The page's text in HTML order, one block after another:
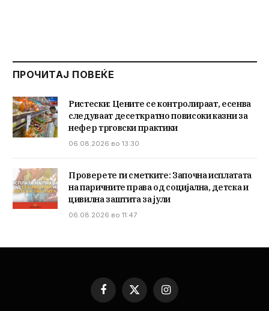
ПРОЧИТАЈ ПОВЕЌЕ
Ристески: Цените се контролираат, есенва
следуваат десеткратно повисоки казни за
нефер трговски практики
06.08.2026 во 13:30
Проверете ги сметките: Започна исплатата
на паричните права од социјална, детска и
цивилна заштита за јули
06.08.2026 во 11:47
Facebook
X
(Twitter)
Instagram